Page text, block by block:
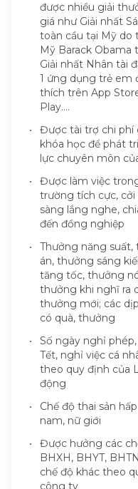
được nhiều giải
giá như Giải nhất
toàn cầu tại Mỹ do
Mỹ Barack Obama
Giải nhất Nhân tài
1 ứng dụng trẻ em
thích trên App
Play….
Được tài trợ chi phí
khóa học để phát
lực chuyên môn
Được làm việc
trường tích cực, cởi
sàng lắng nghe,
đến đồng nghiệp
Thưởng năng suất,
án, thưởng sáng
tăng tốc, thưởng
thưởng khi nghĩ ra
thưởng mới; các
có quà, thưởng
Số ngày nghỉ
Tết, nghỉ việc cá
theo quy định của
động
Chế độ thai sản
nam, nữ giới
Được hưởng các
BHXH, BHYT,
chế độ khác theo
công ty